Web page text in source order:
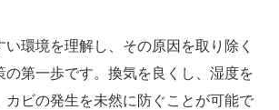
い環境を理解し、その原因を取り除く
の第一歩です。換気を良くし、湿度を
カビの発生を未然に防ぐことが可能で